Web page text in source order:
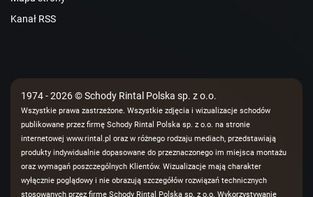
Kanał RSS
1974 - 2026 © Schody Rintal Polska sp. z o.o.
Wszystkie prawa zastrzeżone. Wszystkie zdjęcia i wizualizacje schodów
publikowane przez firmę Schody Rintal Polska sp. z o.o. na stronie
internetowej www.rintal.pl oraz w różnego rodzaju mediach, przedstawiają
produkty indywidualnie dopasowane do przeznaczonego im miejsca montażu
oraz wymagań poszczególnych Klientów. Wizualizacje mają charakter
wyłącznie poglądowy i nie obrazują szczegółów rozwiązań technicznych
stosowanych przez firmę Schody Rintal Polska sp. z o.o. Wykorzystywanie